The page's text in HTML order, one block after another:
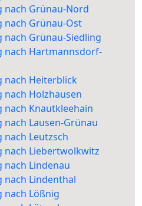
nach Grünau-Nord
nach Grünau-Ost
Grünau-Siedling
nach Hartmannsdorf-
nach Heiterblick
nach Holzhausen
nach Knautkleehain
Lausen-Grünau
nach Leutzsch
nach Liebertwolkwitz
nach Lindenau
nach Lindenthal
nach Lößnig